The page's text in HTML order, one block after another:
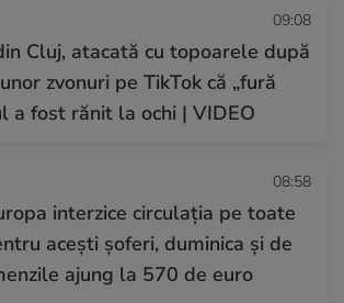
09:08
Cluj, atacată cu topoarele după
zvonuri pe TikTok că „fură
a fost rănit la ochi | VIDEO
08:58
interzice circulația pe toate
acești șoferi, duminica și de
ajung la 570 de euro